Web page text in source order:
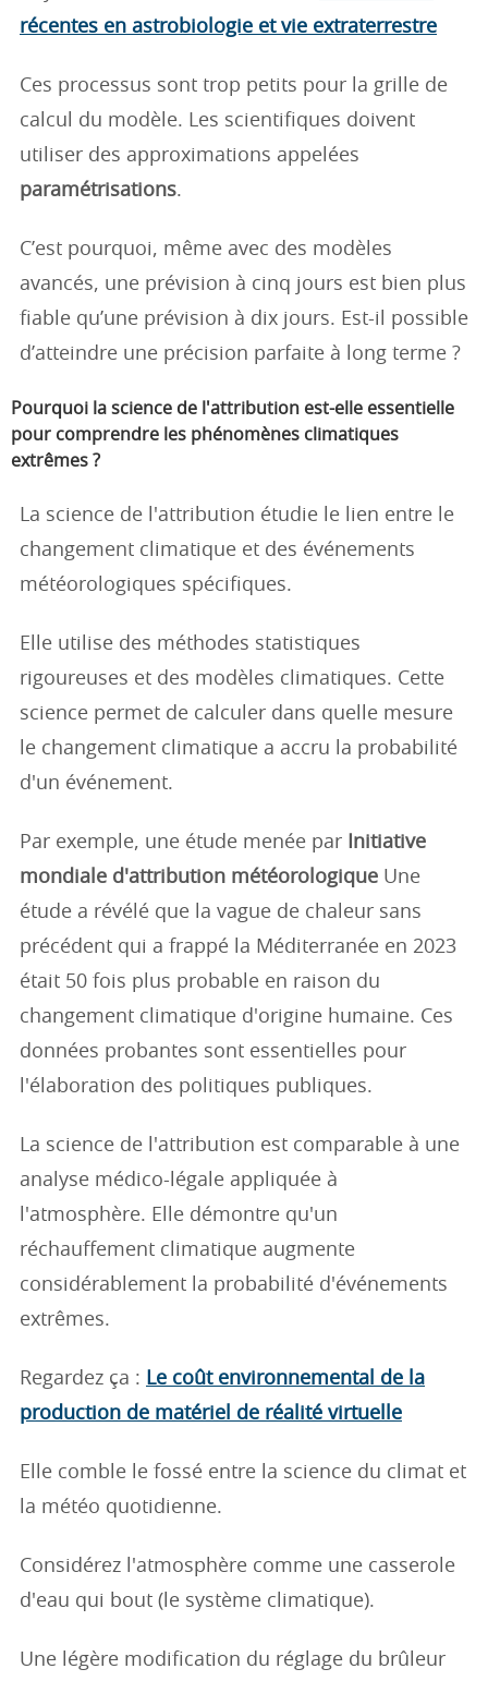
récentes en astrobiologie et vie extraterrestre
Ces processus sont trop petits pour la grille de
calcul du modèle. Les scientifiques doivent
utiliser des approximations appelées
paramétrisations.
C’est pourquoi, même avec des modèles
avancés, une prévision à cinq jours est bien plus
fiable qu’une prévision à dix jours. Est-il possible
d’atteindre une précision parfaite à long terme ?
Pourquoi la science de l'attribution est-elle essentielle
pour comprendre les phénomènes climatiques
extrêmes ?
La science de l'attribution étudie le lien entre le
changement climatique et des événements
météorologiques spécifiques.
Elle utilise des méthodes statistiques
rigoureuses et des modèles climatiques. Cette
science permet de calculer dans quelle mesure
le changement climatique a accru la probabilité
d'un événement.
Par exemple, une étude menée par
Initiative
mondiale d'attribution météorologique Une
étude a révélé que la vague de chaleur sans
précédent qui a frappé la Méditerranée en 2023
était 50 fois plus probable en raison du
changement climatique d'origine humaine. Ces
données probantes sont essentielles pour
l'élaboration des politiques publiques.
La science de l'attribution est comparable à une
analyse médico-légale appliquée à
l'atmosphère. Elle démontre qu'un
réchauffement climatique augmente
considérablement la probabilité d'événements
extrêmes.
Regardez ça : Le coût environnemental de la
production de matériel de réalité virtuelle
Elle comble le fossé entre la science du climat et
la météo quotidienne.
Considérez l'atmosphère comme une casserole
d'eau qui bout (le système climatique).
Une légère modification du réglage du brûleur